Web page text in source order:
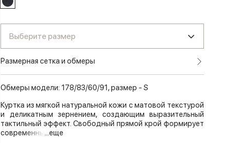
Выберите размер
Размерная сетка и обмеры
Обмеры модели: 178/83/60/91, размер - S
Куртка из мягкой натуральной кожи с матовой текстурой
и деликатным зернением, создающим выразительный
тактильный эффект. Свободный прямой крой формирует
современны ...еще